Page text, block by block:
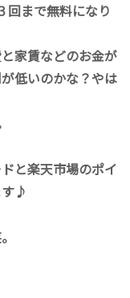
回まで無料になり
家賃などのお金が
低いのかな？やは
と楽天市場のポイ
す♪